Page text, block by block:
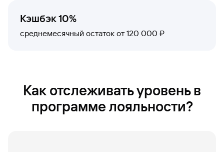
Кэшбэк 10%
cреднемесячный остаток от 120 000 ₽
Как отслеживать уровень в
программе лояльности?